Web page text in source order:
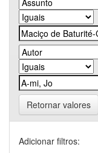
Retornar valores
Adicionar filtros: